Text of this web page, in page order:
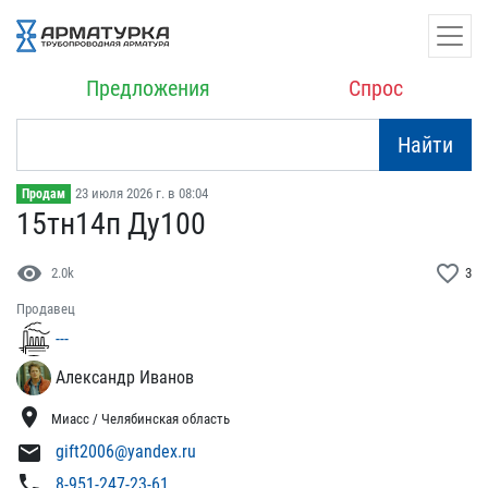
Предложения Спрос
Найти
Продам 23 июля 2026 г. в 08:04
15тн14п Ду100
visibility 2.0k favorite_border 3
Продавец
---
Александр Иванов
location_on Миасс / Челябинская область
mail gift2006@yandex.ru